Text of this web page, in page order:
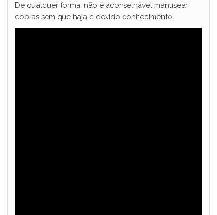
De qualquer forma, não é aconselhável manusear
cobras sem que haja o devido conhecimento.